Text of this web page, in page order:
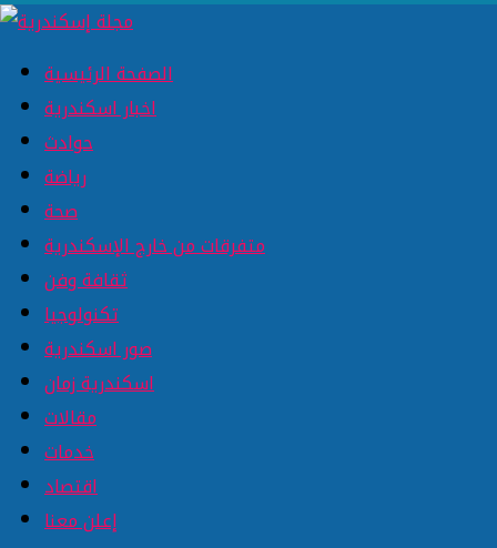
الصفحة الرئيسية
اخبار اسكندرية
حوادث
رياضة
صحة
متفرقات من خارج الإسكندرية
ثقافة وفن
تكنولوجيا
صور اسكندرية
اسكندرية زمان
مقالات
خدمات
اقتصاد
إعلن معنا